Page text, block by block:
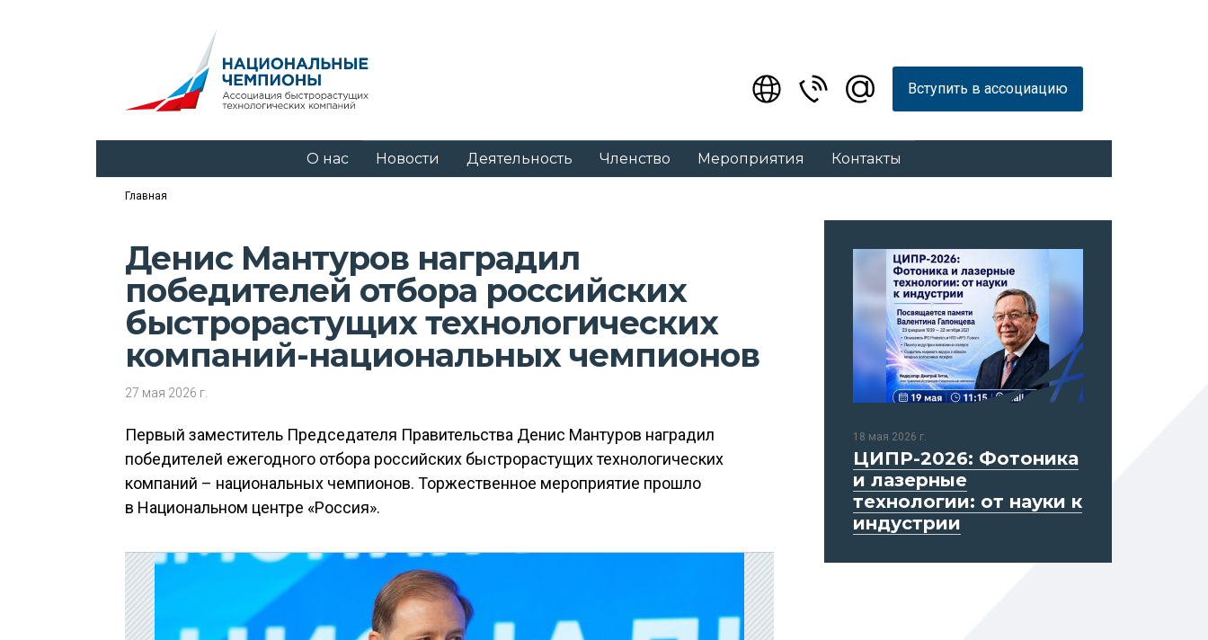
Вступить в ассоциацию
О нас Новости Деятельность Членство Мероприятия Контакты
Главная
Денис Мантуров наградил
победителей отбора российских
быстрорастущих технологических
компаний-национальных чемпионов
27 мая 2026 г.
Первый заместитель Председателя Правительства Денис Мантуров наградил
победителей ежегодного отбора российских быстрорастущих технологических
компаний – национальных чемпионов. Торжественное мероприятие прошло
в Национальном центре «Россия».
18 мая 2026 г.
ЦИПР-2026: Фотоника
и лазерные
технологии: от науки к
индустрии